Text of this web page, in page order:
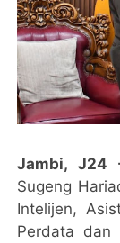
Jambi, J24
Sugeng
Intelijen,
Perdata dan